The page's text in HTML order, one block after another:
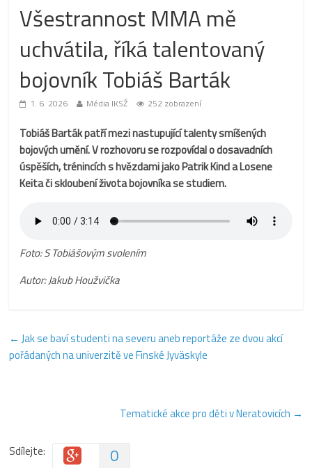
Všestrannost MMA mě
uchvátila, říká talentovaný
bojovník Tobiáš Barták
1. 6. 2026 Média IKSŽ 252 zobrazení
Tobiáš Barták patří mezi nastupující talenty smíšených
bojových umění. V rozhovoru se rozpovídal o dosavadních
úspěších, trénincích s hvězdami jako Patrik Kincl a Losene
Keita či skloubení života bojovníka se studiem.
Foto: S Tobiášovým svolením
Autor: Jakub Houžvička
← Jak se baví studenti na severu aneb reportáže ze dvou akcí
pořádaných na univerzitě ve Finské Jyväskyle
Tematické akce pro děti v Neratovicích →
Sdílejte: 0